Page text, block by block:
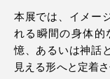
本展では、イメー
れる瞬間の身体
憶、あるいは神話
見える形へと定着